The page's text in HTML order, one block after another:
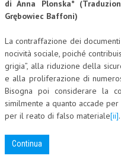
ALTA FORMAZIONE
DIVENTA SOCIO
BROCHURE CE.S.E.D.
LA RIVISTA
LA RIVISTA
di Anna Plonska*
Grębowiec Baffoni)
La contraffazione dei
nocività sociale, poiché
grigia”, alla riduzione della
e alla proliferazione di
Bisogna poi considerare la
similmente a quanto accade
per il reato di falso materiale[ii].
Continua